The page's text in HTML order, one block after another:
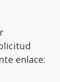
enlace: